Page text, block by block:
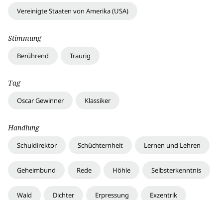
Vereinigte Staaten von Amerika (USA)
Stimmung
Berührend Traurig
Tag
Oscar Gewinner Klassiker
Handlung
Schuldirektor Schüchternheit Lernen und Lehren
Geheimbund Rede Höhle Selbsterkenntnis
Wald Dichter Erpressung Exzentrik